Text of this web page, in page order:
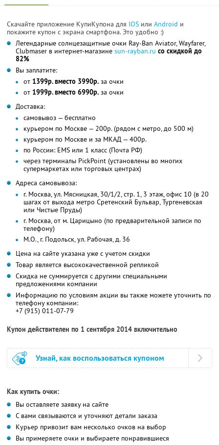
Скачайте приложение КупиКупона для IOS или Android и
покажите купон с экрана смартфона. Это удобно :)
Легендарные солнцезащитные очки Ray-Ban Aviator, Wayfarer,
Clubmaser в интернет-магазине sun-rayban.ru со скидкой до
82%
Вы заплатите:
от 1399р. вместо 3990р. за очки
от 1999р. вместо 6990р. за очки
Доставка:
самовывоз — бесплатно
курьером по Москве — 200р. (рядом c метро, до 500 м)
курьером по Москве и за МКАД — 400р.
по России: EMS или 1 класс (Почта РФ)
через терминалы PickPoint (установлены во многих
супермаркетах или торговых центрах)
Адреса самовывоза:
г. Москва, ул. Мясницкая, 30/1/2, стр. 1, 3 этаж, офис 10 (в 20
шагах от выхода метро Сретенский Бульвар, Тургеневская
или Чистые Пруды)
г. Москва, от м. Царицыно (по предварительной записи по
телефону)
М.О., г. Подольск, ул. Рабочая, д. 36
Цена на сайте указана уже с учетом скидки
Товар является высококачественной репликой
Скидка не суммируется с другими специальными
предложениями компании
Информацию по условиям акции вы также можете уточнить по
телефону компании:
+7 (915) 011-07-79
Купон действителен по 1 сентября 2014 включительно
Узнай, как воспользоваться купоном
Как купить очки:
Вы оставляете заявку на сайте
С вами связываются и уточняют детали заказа
Курьер привозит вам несколько очков на выбор
Вы примеряете очки и выбираете понравившиеся